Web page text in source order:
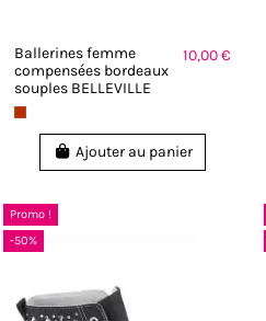
Ballerines femme
compensées bordeaux
souples BELLEVILLE
10,00 €
Ajouter au panier
Promo !
-50%